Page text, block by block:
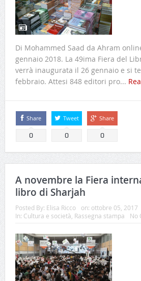
Di Mohammed Saad da Ahram
gennaio 2018. La 49ima Fiera del
verrà inaugurata il 26 gennaio e si
febbraio. Attesi 848 editori pro...
Share
0
Tweet
0
Share
0
A novembre la Fiera
libro di Sharjah
Posted By: Elisa Ricco on: ottobre 05, 2017
In: Cultura e società Rassegna stampa No